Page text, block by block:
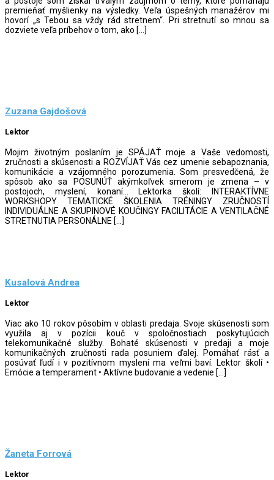
premieňať myšlienky na výsledky. Veľa úspešných manažérov mi
hovorí „s Tebou sa vždy rád stretnem“. Pri stretnutí so mnou sa
dozviete veľa príbehov o tom, ako […]
Zuzana Gajdošová
Lektor
Mojim životným poslaním je SPÁJAŤ moje a Vaše vedomosti,
zručnosti a skúsenosti a ROZVÍJAŤ Vás cez umenie sebapoznania,
komunikácie a vzájomného porozumenia. Som presvedčená, že
spôsob ako sa POSUNÚŤ akýmkoľvek smerom je zmena – v
postojoch, myslení, konaní… Lektorka školí: INTERAKTÍVNE
WORKSHOPY TEMATICKÉ ŠKOLENIA TRÉNINGY ZRUČNOSTÍ
INDIVIDUÁLNE A SKUPINOVÉ KOUČINGY FACILITÁCIE A VENTILAČNÉ
STRETNUTIA PERSONÁLNE […]
Kusalová Andrea
Lektor
Viac ako 10 rokov pôsobím v oblasti predaja. Svoje skúsenosti som
využila aj v pozícii kouč v spoločnostiach poskytujúcich
telekomunikačné služby. Bohaté skúsenosti v predaji a moje
komunikačných zručnosti rada posuniem ďalej. Pomáhať rásť a
posúvať ľudí i v pozitívnom myslení ma veľmi baví. Lektor školí •
Emócie a temperament • Aktívne budovanie a vedenie […]
Žaneta Forrová
Lektor